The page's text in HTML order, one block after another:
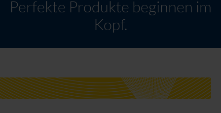
Perfekte Produkte beginnen im
Kopf.